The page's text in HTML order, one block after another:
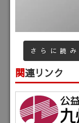
さらに読
関連リンク